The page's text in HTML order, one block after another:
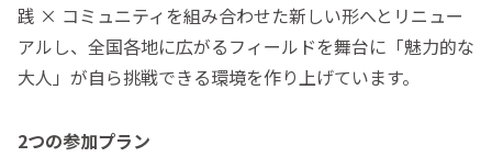
践 × コミュニティを組み合わせた新しい形へとリニュー
アルし、全国各地に広がるフィールドを舞台に「魅力的な
大人」が自ら挑戦できる環境を作り上げています。
2つの参加プラン